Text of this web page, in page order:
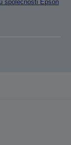
společnosti Epson